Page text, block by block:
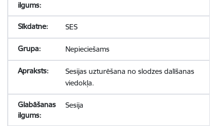
SES
Nepieciešams
Sesijas uzturēšana no slodzes dalīšanas
viedokļa.
Sesija